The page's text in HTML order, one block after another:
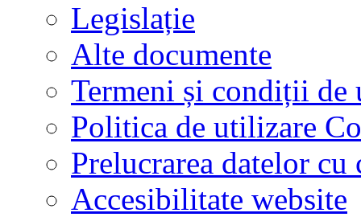
Legislație
Alte documente
Termeni și condiții de
Politica de utilizare
Prelucrarea datelor cu
Accesibilitate website